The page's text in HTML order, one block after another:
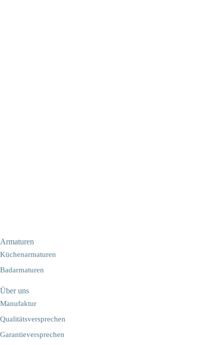
Armaturen
Küchenarmaturen
Badarmaturen
Über uns
Manufaktur
Qualitätsversprechen
Garantieversprechen